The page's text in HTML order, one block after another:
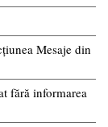
Mesaje din
fără informarea